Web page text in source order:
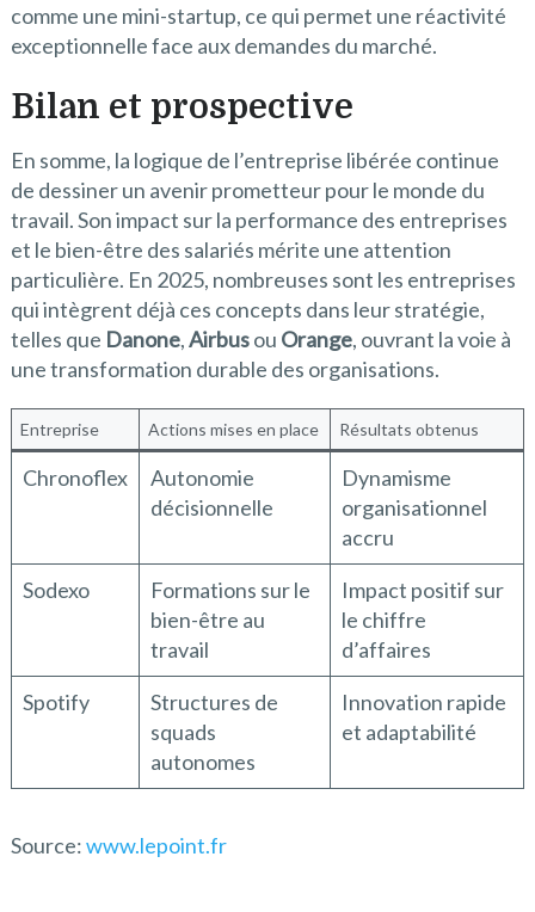
comme une mini-startup, ce qui permet une réactivité
exceptionnelle face aux demandes du marché.
Bilan et prospective
En somme, la logique de l’entreprise libérée continue
de dessiner un avenir prometteur pour le monde du
travail. Son impact sur la performance des entreprises
et le bien-être des salariés mérite une attention
particulière. En 2025, nombreuses sont les entreprises
qui intègrent déjà ces concepts dans leur stratégie,
telles que Danone,Airbusou Orange, ouvrant la voie à
une transformation durable des organisations.
Entreprise Actions mises en place Résultats obtenus
Chronoflex
Autonomie
décisionnelle
Dynamisme
organisationnel
accru
Sodexo
Formations sur le
bien-être au
travail
Impact positif sur
le chiffre
d’affaires
Spotify
Structures de
squads
autonomes
Innovation rapide
et adaptabilité
Source:www.lepoint.fr